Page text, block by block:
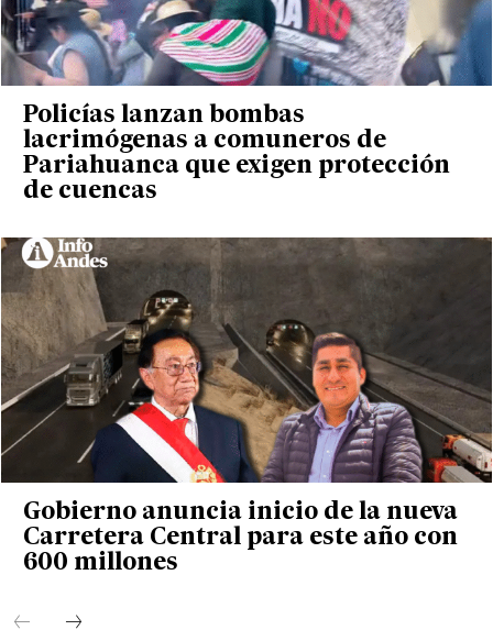
Policías lanzan bombas
lacrimógenas a comuneros de
Pariahuanca que exigen protección
de cuencas
Gobierno anuncia inicio de la nueva
Carretera Central para este año con
600 millones